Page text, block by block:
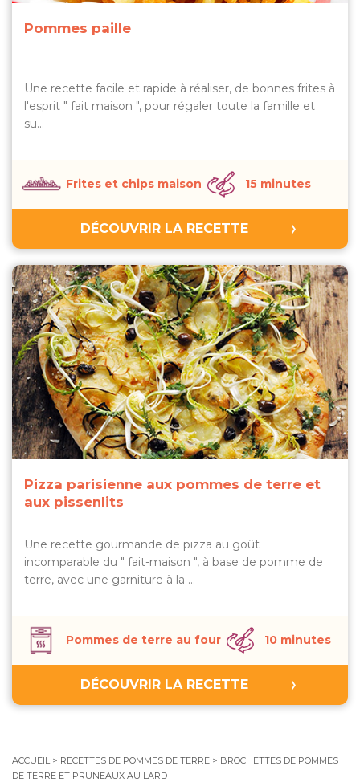
Pommes paille
Une recette facile et rapide à réaliser, de bonnes frites à
l'esprit " fait maison ", pour régaler toute la famille et
su…
Frites et chips maison 15 minutes
DÉCOUVRIR LA RECETTE
Pizza parisienne aux pommes de terre et
aux pissenlits
Une recette gourmande de pizza au goût
incomparable du " fait-maison ", à base de pomme de
terre, avec une garniture à la …
Pommes de terre au four 10 minutes
DÉCOUVRIR LA RECETTE
ACCUEIL> RECETTES DE POMMES DE TERRE > BROCHETTES DE POMMES
DE TERRE ET PRUNEAUX AU LARD